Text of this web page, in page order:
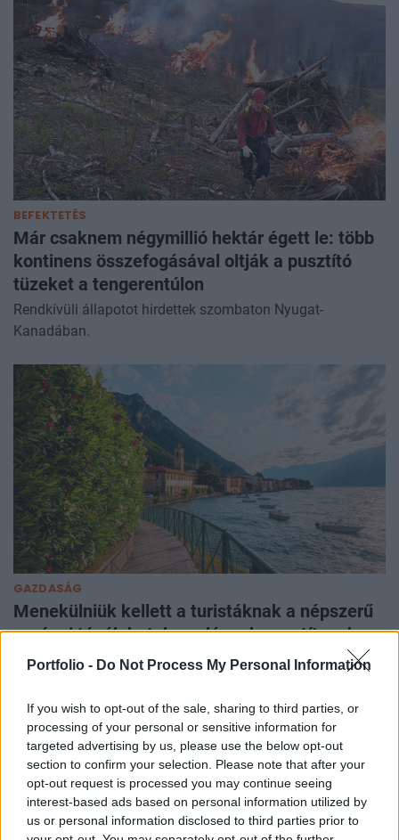
Portfolio - Do Not Process My Personal Information
If you wish to opt-out of the sale, sharing to third parties, or
processing of your personal or sensitive information for
targeted advertising by us, please use the below opt-out
section to confirm your selection. Please note that after your
opt-out request is processed you may continue seeing
interest-based ads based on personal information utilized by
us or personal information disclosed to third parties prior to
BEFEKTETÉS
Már csaknem négymillió hektár égett le: több
kontinens összefogásával oltják a pusztító
tüzeket a tengerentúlon
Rendkívüli állapotot hirdettek szombaton Nyugat-
Kanadában.
GAZDASÁG
Menekülniük kellett a turistáknak a népszerű
európai tónál: hatalmas lángok pusztítanak a
hegyekben
Garda-tónál.